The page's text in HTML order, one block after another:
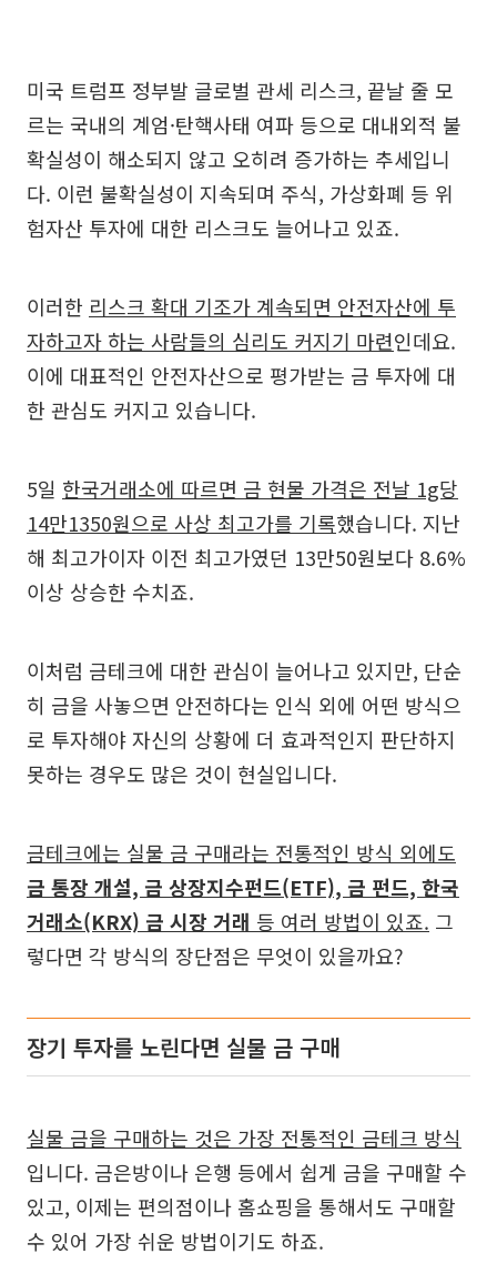
미국 트럼프 정부발 글로벌 관세 리스크, 끝날 줄 모
르는 국내의 계엄·탄핵사태 여파 등으로 대내외적 불
확실성이 해소되지 않고 오히려 증가하는 추세입니
다. 이런 불확실성이 지속되며 주식, 가상화폐 등 위
험자산 투자에 대한 리스크도 늘어나고 있죠.
이러한 리스크 확대 기조가 계속되면 안전자산에 투
자하고자 하는 사람들의 심리도 커지기 마련인데요.
이에 대표적인 안전자산으로 평가받는 금 투자에 대
한 관심도 커지고 있습니다.
5일 한국거래소에 따르면 금 현물 가격은 전날 1g당
14만1350원으로 사상 최고가를 기록했습니다. 지난
해 최고가이자 이전 최고가였던 13만50원보다 8.6%
이상 상승한 수치죠.
이처럼 금테크에 대한 관심이 늘어나고 있지만, 단순
히 금을 사놓으면 안전하다는 인식 외에 어떤 방식으
로 투자해야 자신의 상황에 더 효과적인지 판단하지
못하는 경우도 많은 것이 현실입니다.
금테크에는 실물 금 구매라는 전통적인 방식 외에도
금 통장 개설, 금 상장지수펀드(ETF), 금 펀드, 한국
거래소(KRX) 금 시장 거래 등 여러 방법이 있죠. 그
렇다면 각 방식의 장단점은 무엇이 있을까요?
장기 투자를 노린다면 실물 금 구매
실물 금을 구매하는 것은 가장 전통적인 금테크 방식
입니다. 금은방이나 은행 등에서 쉽게 금을 구매할 수
있고, 이제는 편의점이나 홈쇼핑을 통해서도 구매할
수 있어 가장 쉬운 방법이기도 하죠.